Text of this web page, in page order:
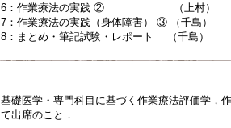
6：作業療法の実践 ② （上村）
7：作業療法の実践（身体障害） ③ （千島）
8：まとめ・筆記試験・レポート （千島）
基礎医学・専門科目に基づく作業療法評価学，
て出席のこと．